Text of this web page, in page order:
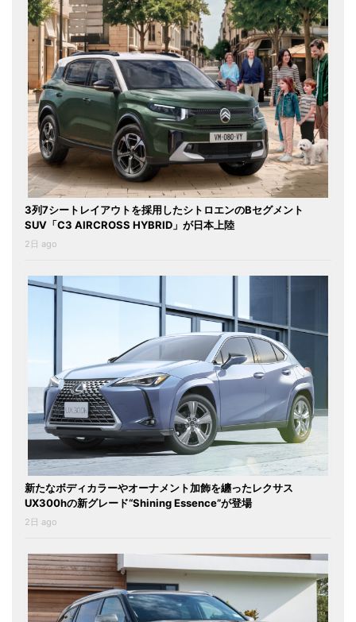
3列7シートレイアウトを採用したシトロエンのBセグメント
SUV「C3 AIRCROSS HYBRID」が日本上陸
2日 ago
新たなボディカラーやオーナメント加飾を纏ったレクサス
UX300hの新グレード“Shining Essence”が登場
2日 ago